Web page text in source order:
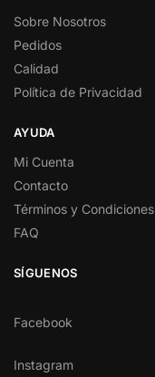
Sobre Nosotros
Pedidos
Calidad
Política de Privacidad
AYUDA
Mi Cuenta
Contacto
Términos y Condiciones
FAQ
SÍGUENOS
Facebook
Instagram